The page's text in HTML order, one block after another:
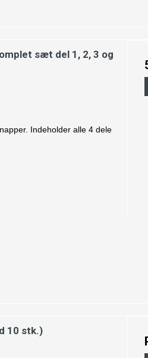
sæt del 1, 2, 3 og
Indeholder alle 4 dele
10 stk.)